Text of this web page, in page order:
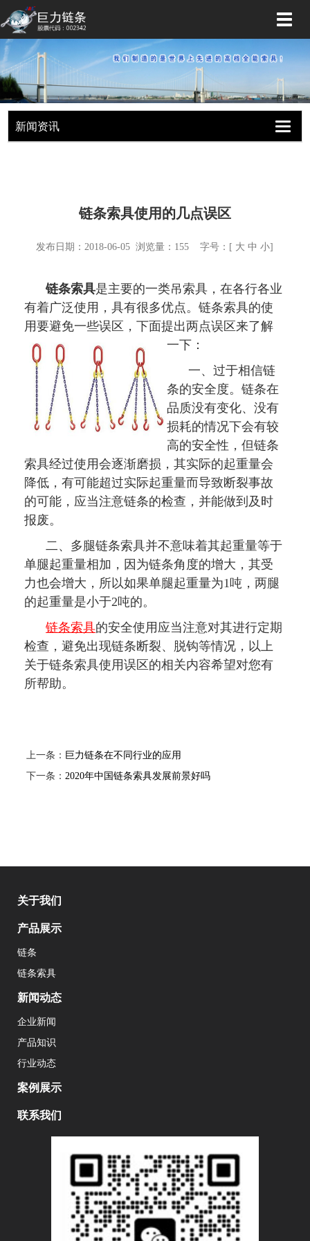
切
航
新闻资讯
切
换
链条索具使用的几点误区
发布日期：2018-06-05 浏览量： 155 字号：[ 大 中 小]
链条索具是主要的一类吊索具，在各行各业
有着广泛使用，具有很多优点。链条索具的使
用要避免一些误区，下面提出两点误区来了解
一下：
一、过于相信链
条的安全度。链条在
品质没有变化、没有
损耗的情况下会有较
高的安全性，但链条
索具经过使用会逐渐磨损，其实际的起重量会
降低，有可能超过实际起重量而导致断裂事故
的可能，应当注意链条的检查，并能做到及时
报废。
二、多腿链条索具并不意味着其起重量等于
单腿起重量相加，因为链条角度的增大，其受
力也会增大，所以如果单腿起重量为1吨，两腿
的起重量是小于2吨的。
链条索具的安全使用应当注意对其进行定期
检查，避免出现链条断裂、脱钩等情况，以上
关于链条索具使用误区的相关内容希望对您有
所帮助。
上一条： 巨力链条在不同行业的应用
下一条：2020年中国链条索具发展前景好吗
关于我们
产品展示
链条
链条索具
新闻动态
企业新闻
产品知识
行业动态
案例展示
联系我们